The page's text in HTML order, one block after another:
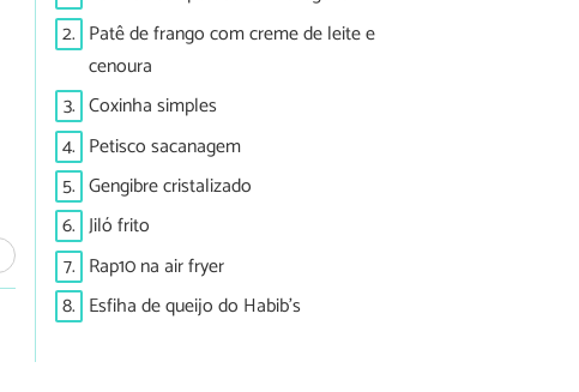
2. Patê de frango com creme de leite e
cenoura
3. Coxinha simples
4. Petisco sacanagem
5. Gengibre cristalizado
6. Jiló frito
7. Rap10 na air fryer
8. Esfiha de queijo do Habib's